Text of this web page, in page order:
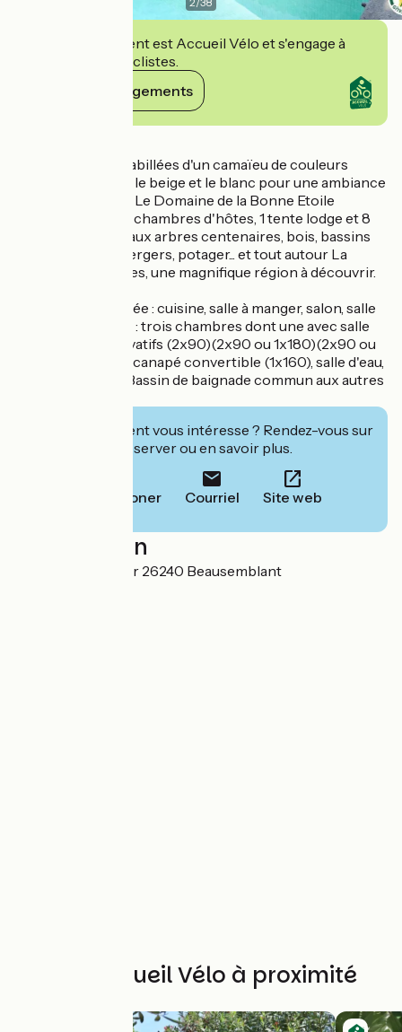
Cet établissement est Accueil Vélo et s'engage à
accueillir des cyclistes.
Voir ses engagements
Les pièces sont habillées d'un camaïeu de couleurs
neutres telles que le beige et le blanc pour une ambiance
100 % cocooning. Le Domaine de la Bonne Etoile
propose 5 gîtes, 3 chambres d'hôtes, 1 tente lodge et 8
hectares de parc aux arbres centenaires, bois, bassins
d'eau de source, vergers, potager... et tout autour La
Drôme des Collines, une magnifique région à découvrir.
Au rez-de-chaussée : cuisine, salle à manger, salon, salle
d'eau/wc. A l'étage : trois chambres dont une avec salle
de bains et wc privatifs (2x90)(2x90 ou 1x180)(2x90 ou
1x180), salon avec canapé convertible (1x160), salle d'eau,
wc indépendant. Bassin de baignade commun aux autres
Cet établissement vous intéresse ? Rendez-vous sur
leur site pour réserver ou en savoir plus.
Téléphoner Courriel Site web
Localisation
1149 route du vivier 26240 Beausemblant
Autres Accueil Vélo à proximité